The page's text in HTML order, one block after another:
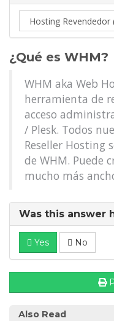
¿Qué es WHM?
WHM aka Web
herramienta de
acceso
/ Plesk. Todos
Reseller Hosting
de WHM. Puede
mucho más
Was this answer
Yes No
Also Read